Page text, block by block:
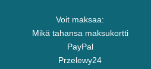
Voit maksaa:
Mikä tahansa maksukortti
PayPal
Przelewy24